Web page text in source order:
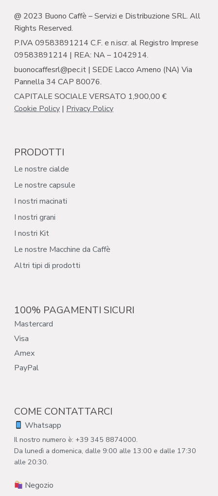
@ 2023 Buono Caffè – Servizi e Distribuzione SRL. All
Rights Reserved.
P.IVA 09583891214 C.F. e n.iscr. al Registro Imprese
09583891214 | REA: NA – 1042914.
buonocaffesrl@pec.it | SEDE Lacco Ameno (NA) Via
Pannella 34 CAP 80076.
CAPITALE SOCIALE VERSATO 1,900,00 €
Cookie Policy | Privacy Policy
PRODOTTI
Le nostre cialde
Le nostre capsule
I nostri macinati
I nostri grani
I nostri Kit
Le nostre Macchine da Caffè
Altri tipi di prodotti
100% PAGAMENTI SICURI
Mastercard
Visa
Amex
PayPal
COME CONTATTARCI
Whatsapp
Il nostro numero è: +39 345 8874000.
Da lunedì a domenica, dalle 9:00 alle 13:00 e dalle 17:30
alle 20:30.
Negozio